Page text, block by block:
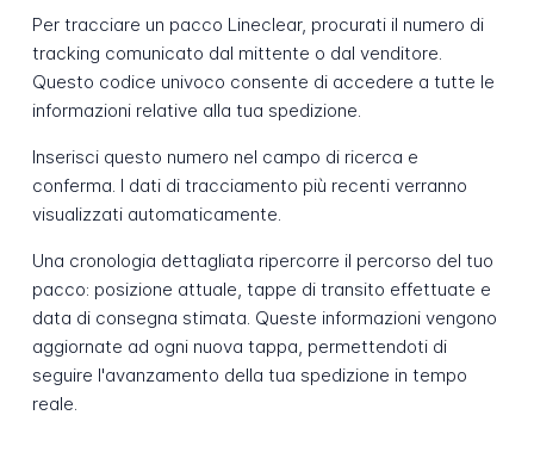
Per tracciare un pacco Lineclear, procurati il numero di
tracking comunicato dal mittente o dal venditore.
Questo codice univoco consente di accedere a tutte le
informazioni relative alla tua spedizione.
Inserisci questo numero nel campo di ricerca e
conferma. I dati di tracciamento più recenti verranno
visualizzati automaticamente.
Una cronologia dettagliata ripercorre il percorso del tuo
pacco: posizione attuale, tappe di transito effettuate e
data di consegna stimata. Queste informazioni vengono
aggiornate ad ogni nuova tappa, permettendoti di
seguire l'avanzamento della tua spedizione in tempo
reale.